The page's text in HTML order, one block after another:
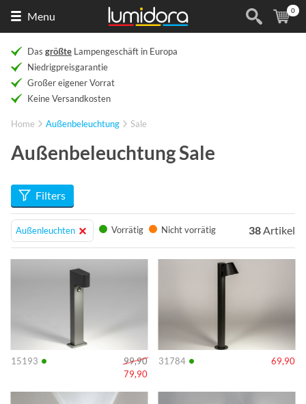
Menu (
0
Das größte Lampengeschäft in Europa
Niedrigpreisgarantie
Großer eigener Vorrat
Keine Versandkosten
Home Außenbeleuchtung Sale
Außenbeleuchtung Sale
Filters
Außenleuchten Vorrätig Nicht vorrätig 38Artikel
15193 •
99,90
79,90
Info
31784 • 69,90
Info
Info Info